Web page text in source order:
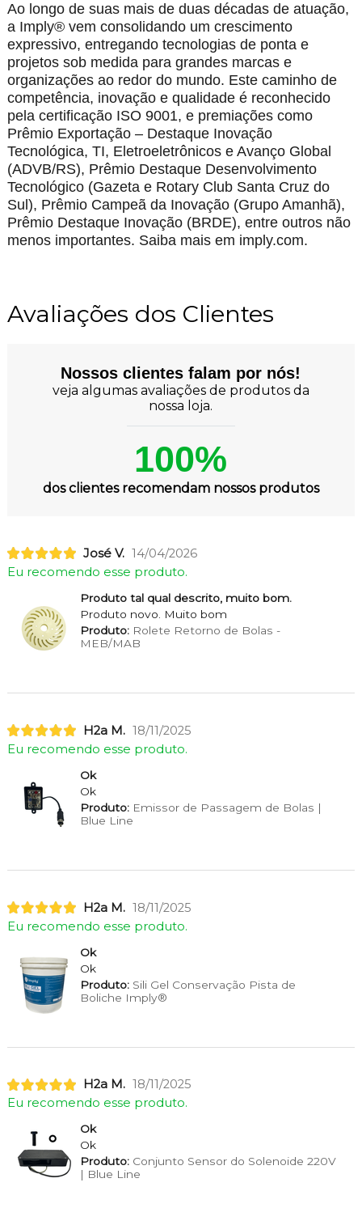
Ao longo de suas mais de duas décadas de atuação,
a Imply® vem consolidando um crescimento
expressivo, entregando tecnologias de ponta e
projetos sob medida para grandes marcas e
organizações ao redor do mundo. Este caminho de
competência, inovação e qualidade é reconhecido
pela certificação ISO 9001, e premiações como
Prêmio Exportação – Destaque Inovação
Tecnológica, TI, Eletroeletrônicos e Avanço Global
(ADVB/RS), Prêmio Destaque Desenvolvimento
Tecnológico (Gazeta e Rotary Club Santa Cruz do
Sul), Prêmio Campeã da Inovação (Grupo Amanhã),
Prêmio Destaque Inovação (BRDE), entre outros não
menos importantes. Saiba mais em imply.com.
Avaliações dos Clientes
Nossos clientes falam por nós!
veja algumas avaliações de produtos da
nossa loja.
100%
dos clientes recomendam nossos produtos
José V. 14/04/2026
Eu recomendo esse produto.
Produto tal qual descrito, muito bom.
Produto novo. Muito bom
Produto:Rolete Retorno de Bolas -
MEB/MAB
H2a M. 18/11/2025
Eu recomendo esse produto.
Ok
Ok
Produto:Emissor de Passagem de Bolas |
Blue Line
H2a M. 18/11/2025
Eu recomendo esse produto.
Ok
Ok
Produto:Sili Gel Conservação Pista de
Boliche Imply®
H2a M. 18/11/2025
Eu recomendo esse produto.
Ok
Ok
Produto:Conjunto Sensor do Solenoide 220V
| Blue Line